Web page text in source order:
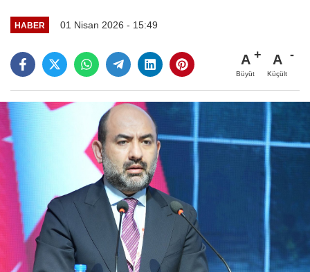
HABER 01 Nisan 2026 - 15:49
A
Büyüt
A
Küçült